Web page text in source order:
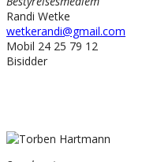
Randi Wetke
wetkerandi@gmail.com
Mobil 24 25 79 12
Bisidder